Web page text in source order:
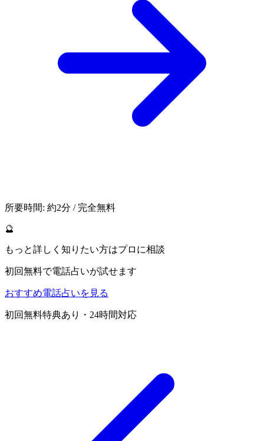
所要時間: 約2分 / 完全無料
🔮
もっと詳しく知りたい方はプロに相談
初回無料で電話占いが試せます
おすすめ電話占いを見る
初回無料特典あり・24時間対応